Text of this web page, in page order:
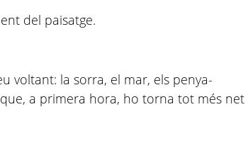
del paisatge.
voltant: la sorra, el mar, els penya-
a primera hora, ho torna tot més net